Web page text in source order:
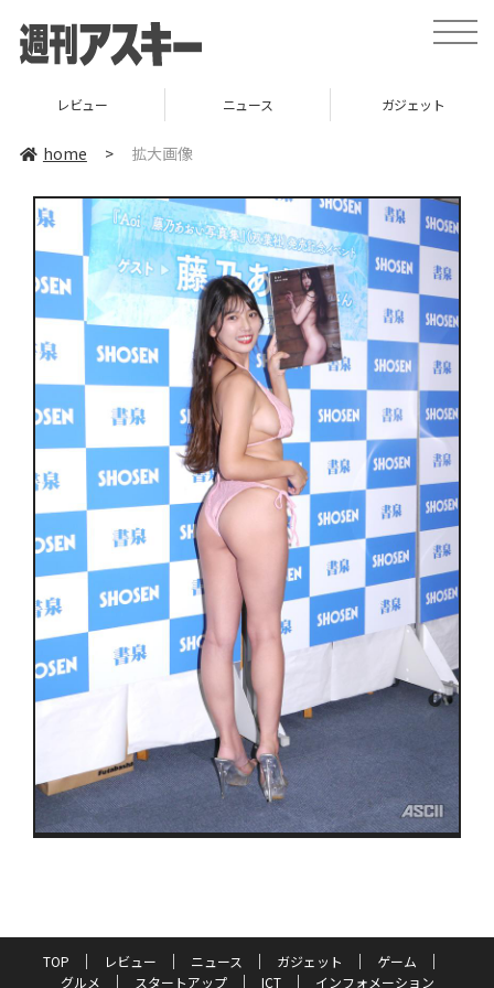
toggle
レビュー ニュース ガジェット
home > 拡大画像
TOP レビュー ニュース ガジェット
ゲーム
グルメ
スタートアップ ICT インフォメーション